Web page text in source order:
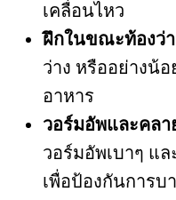
เคลื่อนไหว
ฝึกในขณะท้องว่า
ว่าง หรืออย่างน้
อาหาร
วอร์มอัพและคลา
วอร์มอัพเบาๆ แ
เพื่อป้องกันการบ